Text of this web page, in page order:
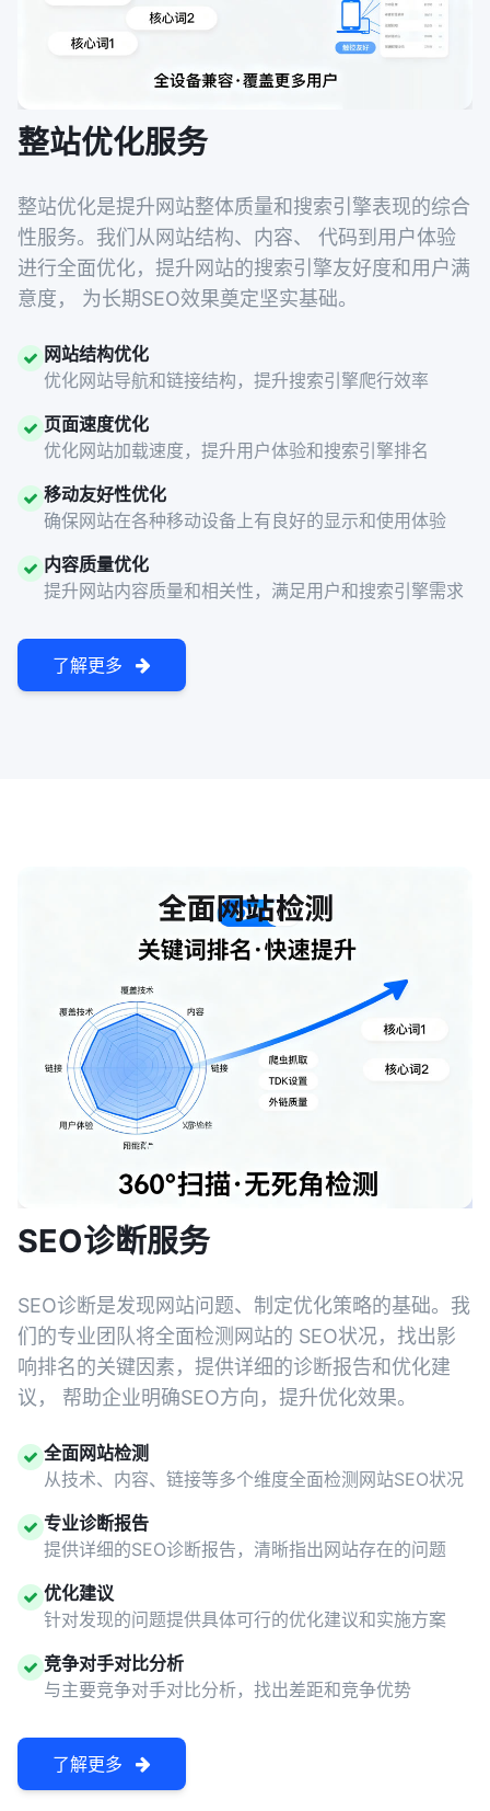
整站优化服务
整站优化是提升网站整体质量和搜索引擎表现的综合
性服务。我们从网站结构、内容、 代码到用户体验
进行全面优化，提升网站的搜索引擎友好度和用户满
意度， 为长期SEO效果奠定坚实基础。
网站结构优化
优化网站导航和链接结构，提升搜索引擎爬行效率
页面速度优化
优化网站加载速度，提升用户体验和搜索引擎排名
移动友好性优化
确保网站在各种移动设备上有良好的显示和使用体验
内容质量优化
提升网站内容质量和相关性，满足用户和搜索引擎需求
了解更多
SEO诊断服务
SEO诊断是发现网站问题、制定优化策略的基础。我
们的专业团队将全面检测网站的 SEO状况，找出影
响排名的关键因素，提供详细的诊断报告和优化建
议， 帮助企业明确SEO方向，提升优化效果。
全面网站检测
从技术、内容、链接等多个维度全面检测网站SEO状况
专业诊断报告
提供详细的SEO诊断报告，清晰指出网站存在的问题
优化建议
针对发现的问题提供具体可行的优化建议和实施方案
竞争对手对比分析
与主要竞争对手对比分析，找出差距和竞争优势
了解更多